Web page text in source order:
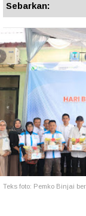
Sebarkan:
Teks foto: Pemko Binjai